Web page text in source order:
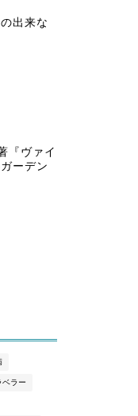
出来な
『ヴァイ
ーデン
ベラー